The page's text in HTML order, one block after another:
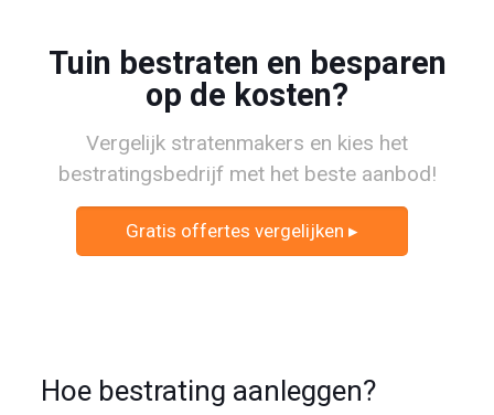
Tuin bestraten en besparen
op de kosten?
Vergelijk stratenmakers en kies het
bestratingsbedrijf met het beste aanbod!
Gratis offertes vergelijken ▸
Hoe bestrating aanleggen?